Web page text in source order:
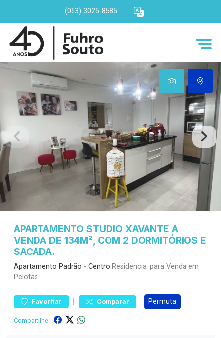
(053) 3025-8585
APARTAMENTO STUDIO XAVANTE A
VENDA DE 134M², COM 2 DORMITÓRIOS E
SACADA.
Apartamento Padrão - Centro Residencial para Venda em
Pelotas
Favoritar | Comparar Permuta
Compartilhe: